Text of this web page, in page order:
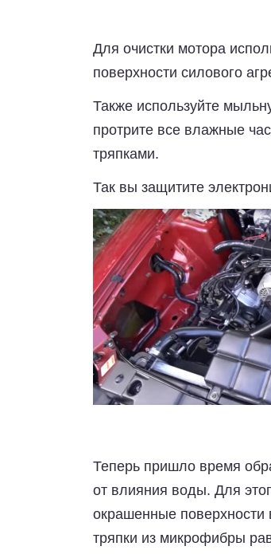
Для очистки мотора
поверхности силового
Также используйте
протрите все влажные
тряпками.
Так вы защитите
Теперь пришло время
от влияния воды. Для
окрашенные
тряпки из микрофибры